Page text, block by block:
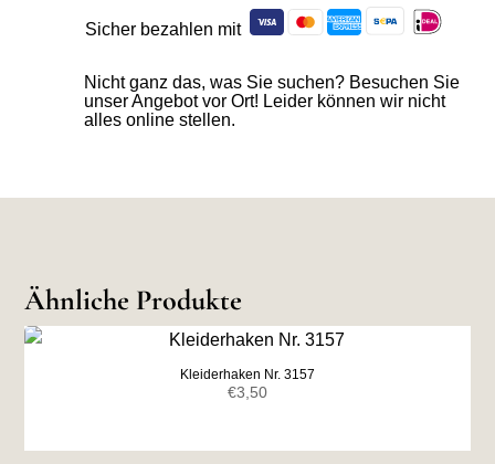
Sicher bezahlen mit
Nicht ganz das, was Sie suchen? Besuchen Sie
unser Angebot vor Ort! Leider können wir nicht
alles online stellen.
Ähnliche Produkte
Kleiderhaken Nr. 3157
€3,50